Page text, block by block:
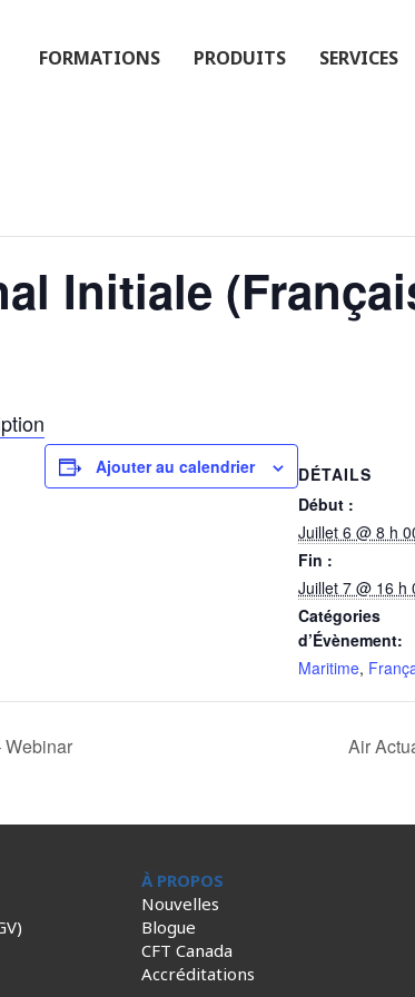
FORMATIONS PRODUITS SERVICES
Initiale
Ajouter au calendrier
DÉTAILS
Début :
Juillet 6 @ 8 h
Fin :
Juillet 7 @ 16 h
Catégories
d’Évènement:
Maritime,
Webinar Air
À PROPOS
Nouvelles
Blogue
CFT Canada
Accréditations